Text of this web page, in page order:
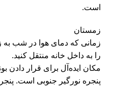
است.
زمستان
را به داخل خانه منتقل کنید.
مکان ایده‌آل برای قرار دادن
پنجره نورگیر جنوبی است.